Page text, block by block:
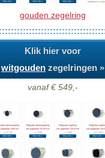
gouden zegelring
Klik hier voor
witgouden zegelringen »
vanaf € 549,-